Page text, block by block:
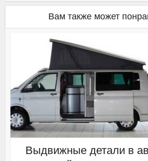
Вам также может
Выдвижные детали в